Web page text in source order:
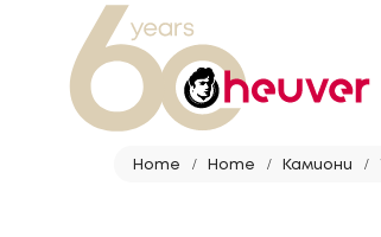
Home Home Камиони